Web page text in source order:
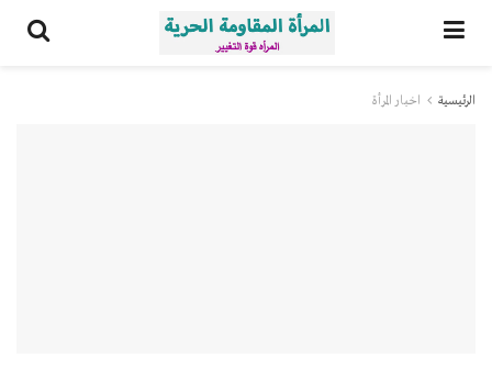
الرئيسية اخبار المرأة